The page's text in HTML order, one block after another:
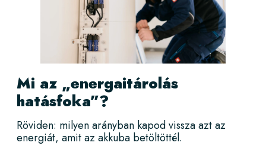
Mi az „energaitárolás
hatásfoka”?
Röviden: milyen arányban kapod vissza azt az
energiát, amit az akkuba betöltöttél.